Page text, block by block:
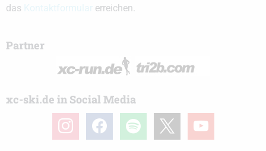
das
erreichen.
Partner
xc-ski.de in Social Media
instagramfacebook spotify youtube